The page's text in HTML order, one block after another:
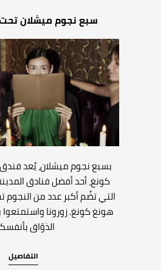
سبع نجوم ميشلان
بسبع نجوم ميشلان، يُعد
كونغ، أحد أفضل فنادق
التي تضُم أكبر عدد من
هونغ كونغ. زورونا واستمتعوا
الذوّاق
التفاصيل